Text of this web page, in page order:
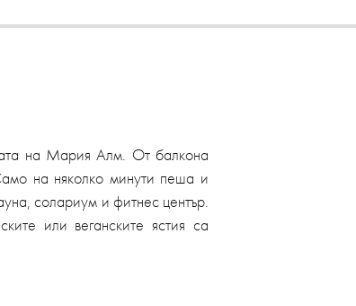
на Мария Алм. От балкона
на няколко минути пеша и
солариум и фитнес център.
или веганските ястия са